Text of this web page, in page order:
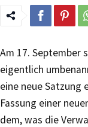
Am 17. September
eigentlich
eine neue Satzung
Fassung einer
dem, was die